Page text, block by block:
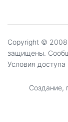
Copyright ©
защищены.
Условия доступа
Создание,